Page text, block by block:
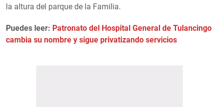
la altura del parque de la Familia.
Puedes leer: Patronato del Hospital General de Tulancingo
cambia su nombre y sigue privatizando servicios